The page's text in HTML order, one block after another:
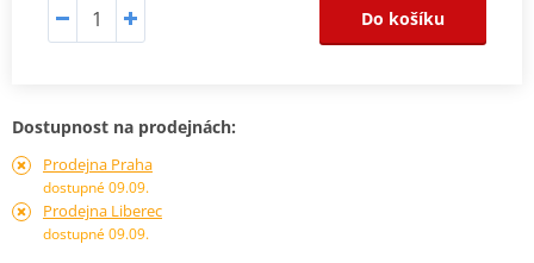
Do košíku
Dostupnost na prodejnách:
Prodejna Praha
dostupné 09.09.
Prodejna Liberec
dostupné 09.09.